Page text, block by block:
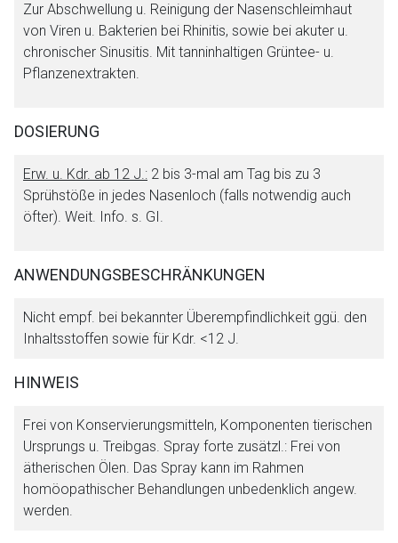
Zur Abschwellung u. Reinigung der Nasenschleimhaut
von Viren u. Bakterien bei Rhinitis, sowie bei akuter u.
chronischer Sinusitis. Mit tanninhaltigen Grüntee- u.
Pflanzenextrakten.
DOSIERUNG
Erw. u. Kdr. ab 12 J.: 2 bis 3-mal am Tag bis zu 3
Sprühstöße in jedes Nasenloch (falls notwendig auch
öfter). Weit. Info. s. GI.
ANWENDUNGSBESCHRÄNKUNGEN
Nicht empf. bei bekannter Überempfindlichkeit ggü. den
Inhaltsstoffen sowie für Kdr. <12 J.
HINWEIS
Frei von Konservierungsmitteln, Komponenten tierischen
Ursprungs u. Treibgas. Spray forte zusätzl.: Frei von
ätherischen Ölen. Das Spray kann im Rahmen
homöopathischer Behandlungen unbedenklich angew.
werden.
Aufruf einer externen Seite
Der von Ihnen aufgerufene Link öffnet eine externe Web-
Seite. Für die Inhalte der externen Web-Seite ist deren
Betreiber verantwortlich. Ebenso gelten dort ggf. andere